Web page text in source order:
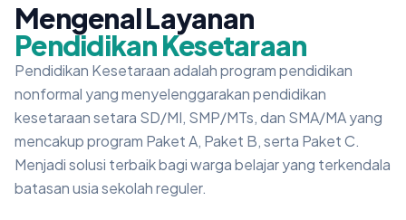
Mengenal Layanan
Pendidikan Kesetaraan
Pendidikan Kesetaraan adalah program pendidikan
nonformal yang menyelenggarakan pendidikan
kesetaraan setara SD/MI, SMP/MTs, dan SMA/MA yang
mencakup program Paket A, Paket B, serta Paket C.
Menjadi solusi terbaik bagi warga belajar yang terkendala
batasan usia sekolah reguler.